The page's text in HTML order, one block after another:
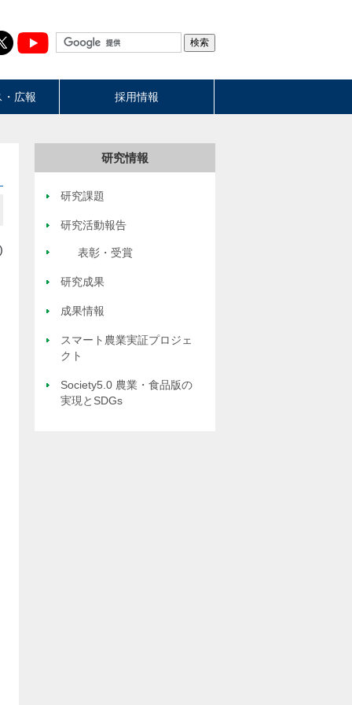
広報 採用情報
研究情報
研究課題
研究活動報告
表彰・受賞
研究成果
成果情報
スマート農業実証プロジェ
クト
Society5.0 農業・食品版の
実現とSDGs